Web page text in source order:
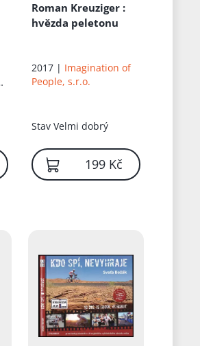
Roman Kreuziger :
hvězda peletonu
2017 | Imagination of
People, s.r.o.
StavVelmi dobrý
199 Kč